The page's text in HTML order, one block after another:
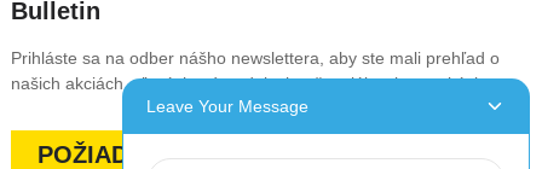
Bulletin
Prihláste sa na odber nášho newslettera, aby ste mali prehľad o
našich akciách, zľavách, výpredajoch a špeciálnych ponukách
POŽIADAJTE O CENOVÚ PONUKU
Leave Your Message